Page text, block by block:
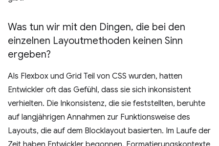
Was tun wir mit den Dingen, die bei den
einzelnen Layoutmethoden keinen Sinn
ergeben?
Als Flexbox und Grid Teil von CSS wurden, hatten
Entwickler oft das Gefühl, dass sie sich inkonsistent
verhielten. Die Inkonsistenz, die sie feststellten, beruhte
auf langjährigen Annahmen zur Funktionsweise des
Layouts, die auf dem Blocklayout basierten. Im Laufe der